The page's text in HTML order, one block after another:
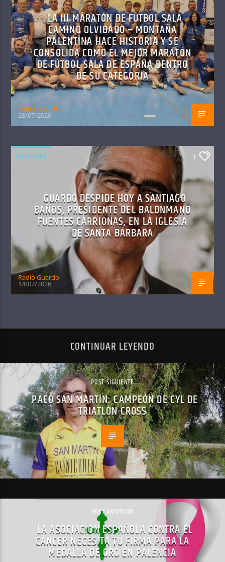
LA III MARATÓN DE FÚTBOL SALA
CAMINO OLVIDADO – MONTAÑA
PALENTINA HACE HISTORIA Y SE
CONSOLIDA COMO EL MEJOR MARATÓN
DE FÚTBOL SALA DE ESPAÑA DENTRO
DE SU CATEGORÍA
Radio Guardo
28/07/2026
NOTICIAS 1
GUARDO DESPIDE HOY A SANTIAGO
BAÑOS, PRESIDENTE DEL BALONMANO
FUENTES CARRIONAS, EN LA IGLESIA
DE SANTA BÁRBARA
Radio Guardo
14/07/2026
CONTINUAR LEYENDO
POST SIGUIENTE
PACO SAN MARTÍN: CAMPEÓN DE CYL DE
TRIATLÓN CROSS
POST ANTERIOR
LA ASOCIACIÓN ESPAÑOLA CONTRA EL
CÁNCER NECESITA TU FIRMA PARA LA
MEDALLA DE ORO EN PALENCIA